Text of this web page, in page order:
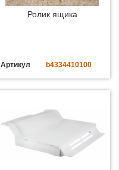
Ролик ящика
Артикул b4334410100